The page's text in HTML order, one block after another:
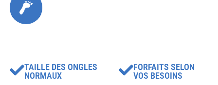
TAILLE DES ONGLES
NORMAUX
FORFAITS SELON
VOS BESOINS